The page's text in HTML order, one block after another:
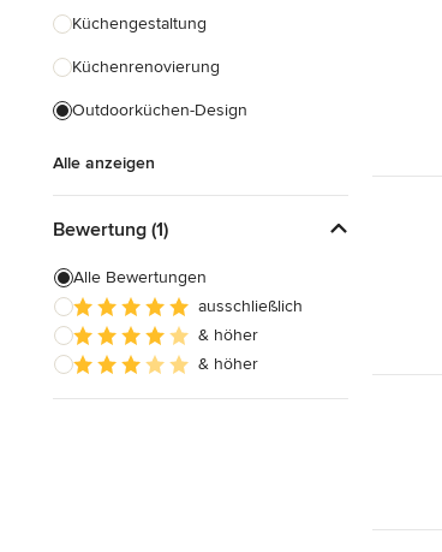
Küchengestaltung
Küchenrenovierung
Outdoorküchen-Design
Alle anzeigen
Bewertung (1)
Alle Bewertungen
ausschließlich
& höher
& höher